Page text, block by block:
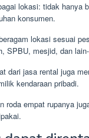
lokasi: tidak
konsumen.
lokasi sesuai
SPBU, mesjid, dan
dari jasa rental juga
kendaraan pribadi.
roda empat rupanya